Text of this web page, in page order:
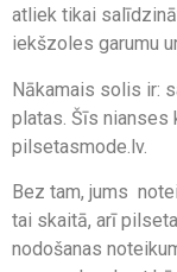
atliek tikai
iekšzoles garumu
Nākamais solis ir:
platas. Šīs nianses
pilsetasmode.lv.
Bez tam, jums
tai skaitā, arī
nodošanas